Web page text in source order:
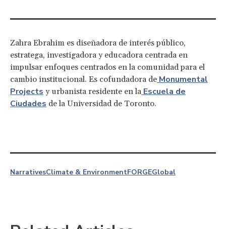
Zahra Ebrahim es diseñadora de interés público,
estratega, investigadora y educadora centrada en
impulsar enfoques centrados en la comunidad para el
cambio institucional. Es cofundadora de Monumental
Projects y urbanista residente en la Escuela de
Ciudades de la Universidad de Toronto.
NarrativesClimate & EnvironmentFORGEGlobal